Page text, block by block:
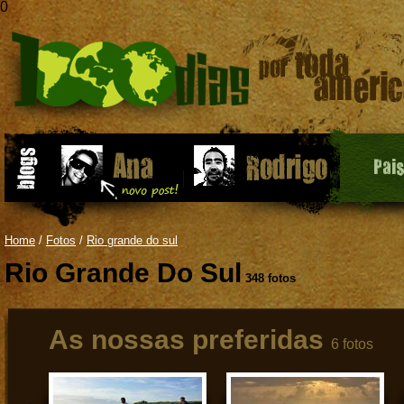
0
Home / Fotos / Rio grande do sul
Rio Grande Do Sul 348 fotos
As nossas preferidas 6 fotos